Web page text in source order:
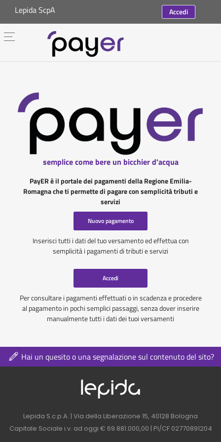
Lepida ScpA Accedi
semplice come bere un bicchier d'acqua
PayER è il portale dei pagamenti della Regione Emilia-
Romagna che ti permette di pagare con semplicità tributi e
servizi
Nuovo pagamento
Inserisci tutti i dati del tuo versamento ed effettua con
semplicità i pagamenti di tributi e servizi
Accedi
Per consultare i pagamenti effettuati o in scadenza e procedere
al pagamento in pochi semplici passaggi, senza dover inserire
manualmente tutti i dati dei tuoi versamenti
Hai un quesito o una segnalazione sul contenuto del sito?
Logo azienda nel
Contatti azienda nel footer
Lepida S.c.p.A. | Via della Liberazione 15, 40128 Bologna
Capitale Sociale i.v. ad oggi € 69.881.000,00 | PI/CF 02770891204